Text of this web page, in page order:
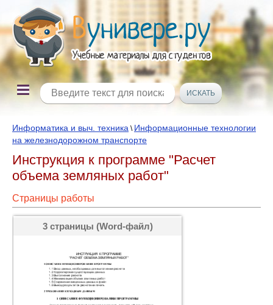
Информатика и выч. техника \ Информационные технологии
на железнодорожном транспорте
Инструкция к программе "Расчет
объема земляных работ"
Страницы работы
3 страницы (Word-файл)